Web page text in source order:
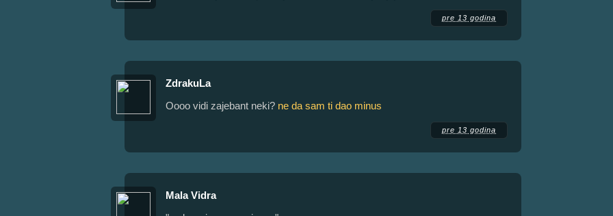
pre 13 godina
ZdrakuLa
Oooo vidi zajebant neki? ne da sam ti dao minus
pre 13 godina
Mala Vidra